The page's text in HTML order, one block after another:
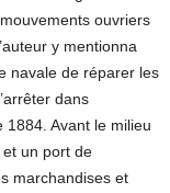
ouvriers
y mentionna
navale de réparer les
dans
1884. Avant le milieu
un port de
marchandises et